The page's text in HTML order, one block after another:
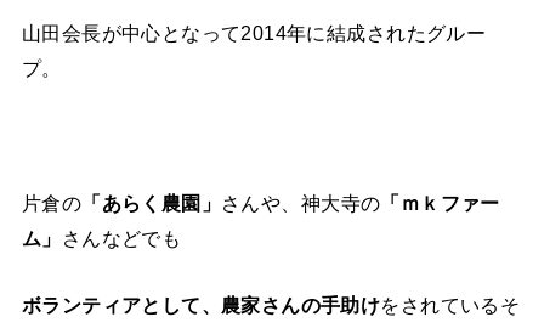
山田会長が中心となって2014年に結成されたグルー
プ。
片倉の 「あらく農園」 さんや、神大寺の 「ｍｋファー
ム」
さんなどでも
ボランティアとして、農家さんの手助けをされているそ